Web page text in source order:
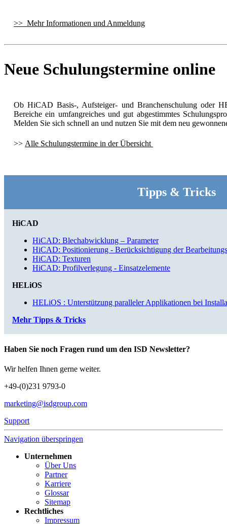
>> Mehr Informationen und Anmeldung
Neue Schulungstermine online
Ob HiCAD Basis-, Aufsteiger- und Branchenschulung oder
Bereiche ein umfangreiches und gut abgestimmtes
Melden Sie sich schnell an und nutzen Sie mit dem neu
>> Alle Schulungstermine in der Übersicht
Tipps & Tricks
HiCAD
HiCAD: Blechabwicklung – Parameter
HiCAD: Positionierung - Berücksichtigung der
HiCAD: Texturen
HiCAD: Profilverlegung - Einsatzelemente
HELiOS
HELiOS : Unterstützung paralleler Applikationen bei
Mehr Tipps & Tricks
Haben Sie noch Fragen rund um den ISD Newsletter?
Wir helfen Ihnen gerne weiter.
+49-(0)231 9793-0
marketing@isdgroup.com
Support
Navigation überspringen
Unternehmen
Über Uns
Partner
Karriere
Glossar
Sitemap
Rechtliches
Impressum